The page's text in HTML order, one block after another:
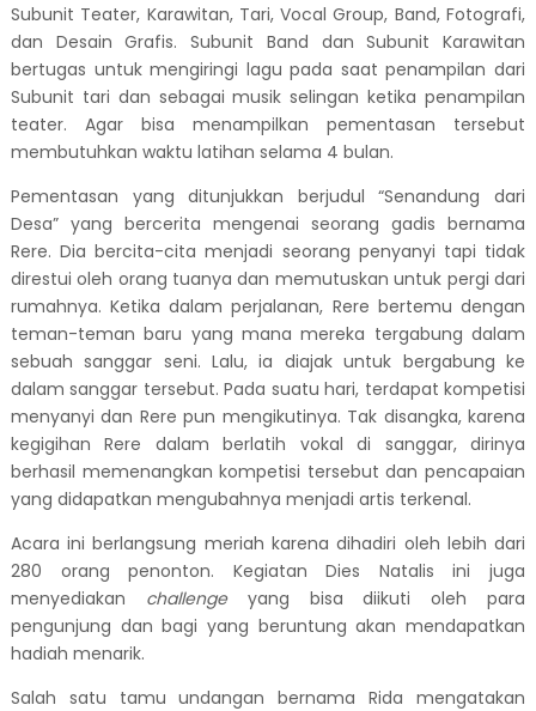
Subunit Teater, Karawitan, Tari, Vocal Group, Band, Fotografi,
dan Desain Grafis. Subunit Band dan Subunit Karawitan
bertugas untuk mengiringi lagu pada saat penampilan dari
Subunit tari dan sebagai musik selingan ketika penampilan
teater. Agar bisa menampilkan pementasan tersebut
membutuhkan waktu latihan selama 4 bulan.
Pementasan yang ditunjukkan berjudul “Senandung dari
Desa” yang bercerita mengenai seorang gadis bernama
Rere. Dia bercita-cita menjadi seorang penyanyi tapi tidak
direstui oleh orang tuanya dan memutuskan untuk pergi dari
rumahnya. Ketika dalam perjalanan, Rere bertemu dengan
teman-teman baru yang mana mereka tergabung dalam
sebuah sanggar seni. Lalu, ia diajak untuk bergabung ke
dalam sanggar tersebut. Pada suatu hari, terdapat kompetisi
menyanyi dan Rere pun mengikutinya. Tak disangka, karena
kegigihan Rere dalam berlatih vokal di sanggar, dirinya
berhasil memenangkan kompetisi tersebut dan pencapaian
yang didapatkan mengubahnya menjadi artis terkenal.
Acara ini berlangsung meriah karena dihadiri oleh lebih dari
280 orang penonton. Kegiatan Dies Natalis ini juga
menyediakan challengeyang bisa diikuti oleh para
pengunjung dan bagi yang beruntung akan mendapatkan
hadiah menarik.
Salah satu tamu undangan bernama Rida mengatakan